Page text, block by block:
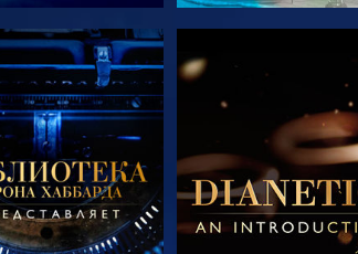
ПЕРЕДАЧИ СМОТРЕТЬ